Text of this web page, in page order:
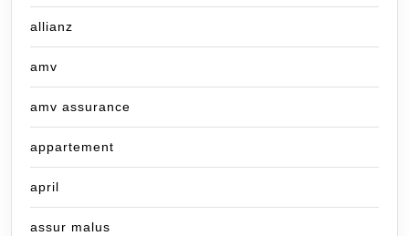
allianz
amv
amv assurance
appartement
april
assur malus